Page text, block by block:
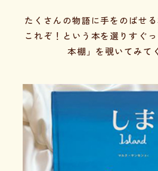
たくさんの物語に手をのばせる
これぞ！という本を選りすぐ
本棚」を覗いてみて